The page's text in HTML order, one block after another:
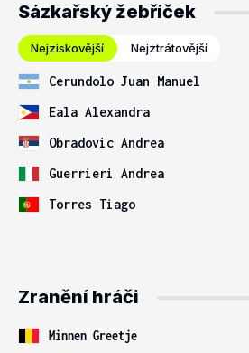
Sázkařský žebříček
Nejziskovější Nejztrátovější
Cerundolo Juan Manuel
Eala Alexandra
Obradovic Andrea
Guerrieri Andrea
Torres Tiago
Zranění hráči
Minnen Greetje